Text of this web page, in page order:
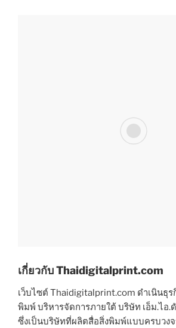
เกี่ยวกับ Thaidigitalprint.com
เว็บไซต์ Thaidigitalprint.com ดำเนินธุร
พิมพ์ บริหารจัดการภายใต้ บริษัท เอ็ม.ไอ.
ซึ่งเป็นบริษัทที่ผลิตสื่อสิ่งพิมพ์แบบครบวง